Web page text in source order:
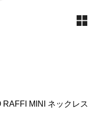
MINI ネックレス